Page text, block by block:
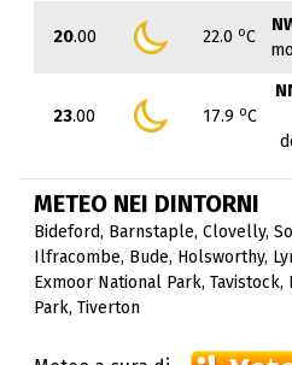
20.00 22.0 oC
23.00 17.9 oC
METEO NEI DINTORNI
Bideford, Barnstaple, Clovelly,
Ilfracombe, Bude, Holsworthy,
Exmoor National Park, Tavistock,
Park, Tiverton